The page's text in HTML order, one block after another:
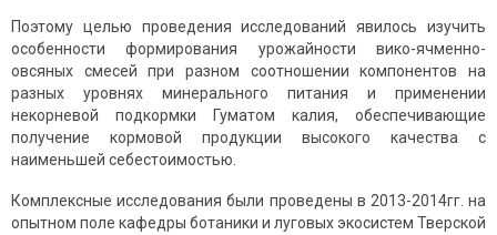
Поэтому целью проведения исследований явилось изучить
особенности формирования урожайности вико-ячменно-
овсяных смесей при разном соотношении компонентов на
разных уровнях минерального питания и применении
некорневой подкормки Гуматом калия, обеспечивающие
получение кормовой продукции высокого качества с
наименьшей себестоимостью.
Комплексные исследования были проведены в 2013-2014гг. на
опытном поле кафедры ботаники и луговых экосистем Тверской